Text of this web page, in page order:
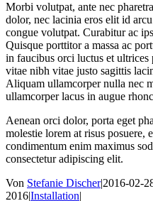
Morbi volutpat, ante nec
dolor, nec lacinia eros elit id
congue volutpat. Curabitur ac
Quisque porttitor a massa ac
in faucibus orci luctus et
vitae nibh vitae justo sagittis
Aliquam ullamcorper nulla nec
ullamcorper lacus in augue
Aenean orci dolor, porta eget
molestie lorem at risus
condimentum enim maximus
consectetur adipiscing elit.
Von Stefanie Discher|2016-02-
2016|Installation|